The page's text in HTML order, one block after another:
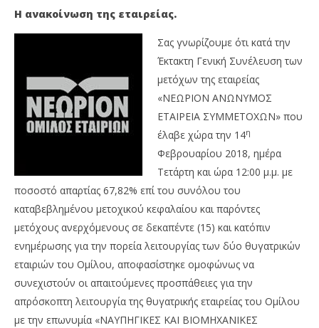
NOW VIEWING
Αποφάσεις της έκτακτης γενικής συνέλευσης της
“Νεώριον ΑΕ” για τις θυγατρικές της
15/02/2018
Metoxes
Online
Η ανακοίνωση της εταιρείας.
Σας γνωρίζουμε ότι κατά την
Έκτακτη Γενική Συνέλευση των
μετόχων της εταιρείας
«ΝΕΩΡΙΟΝ ΑΝΩΝΥΜΟΣ
ΕΤΑΙΡΕΙΑ ΣΥΜΜΕΤΟΧΩΝ» που
έλαβε χώρα την 14η
Φεβρουαρίου 2018, ημέρα
Τετάρτη και ώρα 12:00 μ.μ. με
ποσοστό απαρτίας 67,82% επί του συνόλου του
καταβεβλημένου μετοχικού κεφαλαίου και παρόντες
μετόχους ανερχόμενους σε δεκαπέντε (15) και κατόπιν
ενημέρωσης για την πορεία λειτουργίας των δύο θυγατρικών
εταιριών του Ομίλου, αποφασίστηκε ομοφώνως να
συνεχιστούν οι απαιτούμενες προσπάθειες για την
απρόσκοπτη λειτουργία της θυγατρικής εταιρείας του Ομίλου
με την επωνυμία «ΝΑΥΠΗΓΙΚΕΣ ΚΑΙ ΒΙΟΜΗΧΑΝΙΚΕΣ